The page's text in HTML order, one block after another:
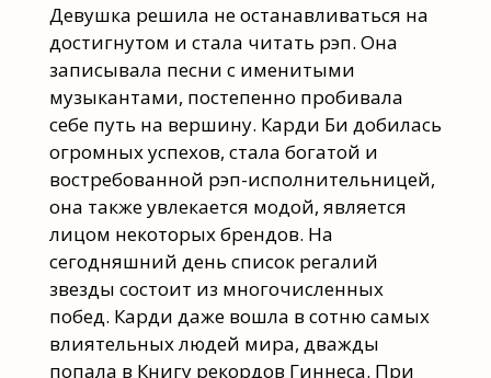
Девушка решила не останавливаться на
достигнутом и стала читать рэп. Она
записывала песни с именитыми
музыкантами, постепенно пробивала
себе путь на вершину. Карди Би добилась
огромных успехов, стала богатой и
востребованной рэп-исполнительницей,
она также увлекается модой, является
лицом некоторых брендов. На
сегодняшний день список регалий
звезды состоит из многочисленных
побед. Карди даже вошла в сотню самых
влиятельных людей мира, дважды
попала в Книгу рекордов Гиннеса. При